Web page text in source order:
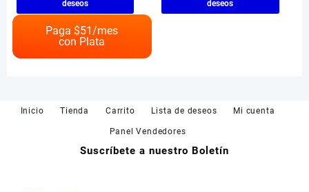
tiene
múltiples
variantes.
Las
elegir
deseos
Paga $51/mes
con Plata
deseos
Inicio Tienda Carrito Lista de deseos Mi cuenta
Panel Vendedores
Suscríbete a nuestro Boletín